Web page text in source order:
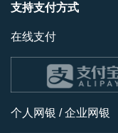
支持支付方式
在线支付
个人网银 / 企业网银